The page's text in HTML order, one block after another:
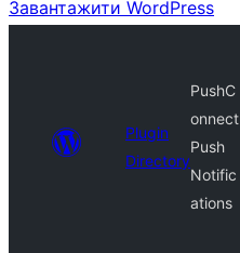
Завантажити WordPress
Plugin
Directory
PushC
onnect
Push
Notific
ations